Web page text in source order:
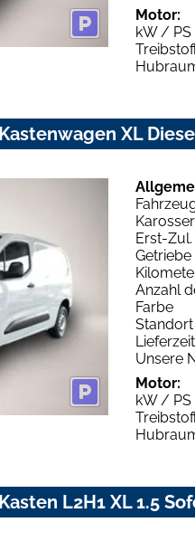
Motor:
kW / PS
XL
Erst-Zul.
Getriebe
Anzahl
Farbe
Standort
Lieferzeit
Unsere
Motor:
kW / PS
L2H1 XL 1.5